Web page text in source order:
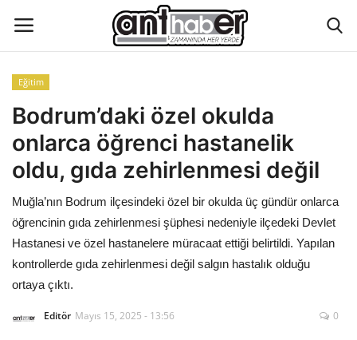
Künye
Eğitim
Hakkımızda
İletişim
Asayiş
Eğitim
Bodrum’daki özel okulda
onlarca öğrenci hastanelik
oldu, gıda zehirlenmesi değil
Muğla’nın Bodrum ilçesindeki özel bir okulda üç gündür onlarca
öğrencinin gıda zehirlenmesi şüphesi nedeniyle ilçedeki Devlet
Hastanesi ve özel hastanelere müracaat ettiği belirtildi. Yapılan
kontrollerde gıda zehirlenmesi değil salgın hastalık olduğu
ortaya çıktı.
Editör Mayıs 15, 2025 - 13:56 0